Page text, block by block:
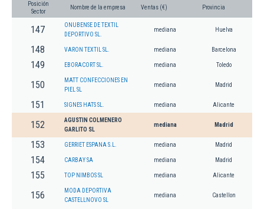
Posición
Sector
Nombre de la empresa Ventas (€) Provincia
147
ONUBENSE DE TEXTIL
DEPORTIVO SL.
mediana Huelva
148 VARON TEXTIL SL. mediana Barcelona
149 EBORACORT SL. mediana Toledo
150
MATT CONFECCIONES EN
PIEL SL
mediana Madrid
151 SIGNES HATS SL. mediana Alicante
152
AGUSTIN COLMENERO
GARLITO SL
mediana Madrid
153 GERRIET ESPANA S.L. mediana Madrid
154 CARBAY SA mediana Madrid
155 TOP NIMBOS SL mediana Alicante
156
MODA DEPORTIVA
CASTELLNOVO SL
mediana Castellon